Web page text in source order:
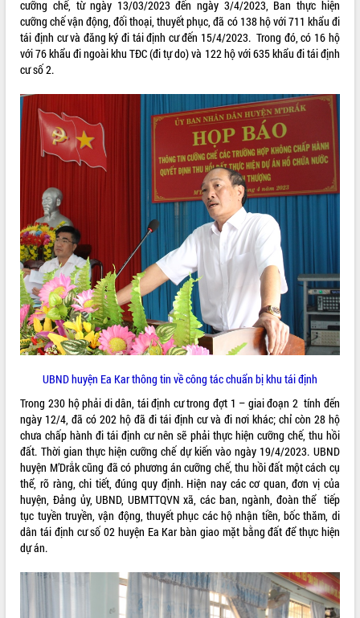
cưỡng chế, từ ngày 13/03/2023 đến ngày 3/4/2023, Ban thực hiện
cưỡng chế vận động, đối thoại, thuyết phục, đã có 138 hộ với 711 khẩu đi
tái định cư và đăng ký đi tái định cư đến 15/4/2023. Trong đó, có 16 hộ
với 76 khẩu đi ngoài khu TĐC (đi tự do) và 122 hộ với 635 khẩu đi tái định
cư số 2.
UBND huyện Ea Kar thông tin về công tác chuẩn bị khu tái định
Trong 230 hộ phải di dân, tái định cư trong đợt 1 – giai đoạn 2 tính đến
ngày 12/4, đã có 202 hộ đã đi tái định cư và đi nơi khác; chỉ còn 28 hộ
chưa chấp hành đi tái định cư nên sẽ phải thực hiện cưỡng chế, thu hồi
đất. Thời gian thực hiện cưỡng chế dự kiến vào ngày 19/4/2023. UBND
huyện M’Drắk cũng đã có phương án cưỡng chế, thu hồi đất một cách cụ
thể, rõ ràng, chi tiết, đúng quy định. Hiện nay các cơ quan, đơn vị của
huyện, Đảng ủy, UBND, UBMTTQVN xã, các ban, ngành, đoàn thể tiếp
tục tuyền truyền, vận động, thuyết phục các hộ nhận tiền, bốc thăm, di
dân tái định cư số 02 huyện Ea Kar bàn giao mặt bằng đất để thực hiện
dự án.